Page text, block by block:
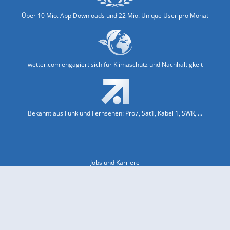
Über 10 Mio. App Downloads und 22 Mio. Unique User pro Monat
wetter.com engagiert sich für Klimaschutz und Nachhaltigkeit
Bekannt aus Funk und Fernsehen: Pro7, Sat1, Kabel 1, SWR, ...
Jobs und Karriere